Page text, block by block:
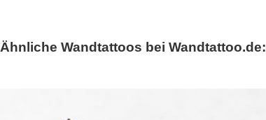
Ähnliche Wandtattoos bei Wandtattoo.de: